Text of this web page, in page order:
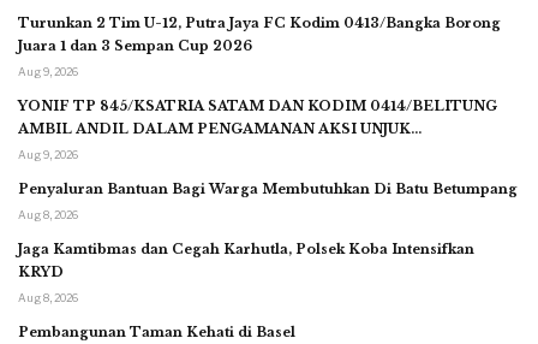
Turunkan 2 Tim U-12, Putra Jaya FC Kodim 0413/Bangka Borong
Juara 1 dan 3 Sempan Cup 2026
Aug 9, 2026
YONIF TP 845/KSATRIA SATAM DAN KODIM 0414/BELITUNG
AMBIL ANDIL DALAM PENGAMANAN AKSI UNJUK…
Aug 9, 2026
Penyaluran Bantuan Bagi Warga Membutuhkan Di Batu Betumpang
Aug 8, 2026
Jaga Kamtibmas dan Cegah Karhutla, Polsek Koba Intensifkan
KRYD
Aug 8, 2026
Pembangunan Taman Kehati di Basel